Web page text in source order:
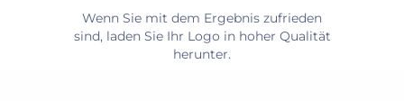
Wenn Sie mit dem Ergebnis zufrieden
sind, laden Sie Ihr Logo in hoher Qualität
herunter.